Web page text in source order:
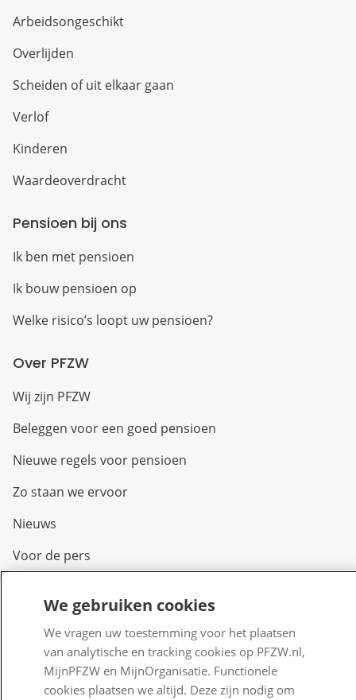
Arbeidsongeschikt
Overlijden
Scheiden of uit elkaar gaan
Verlof
Kinderen
Waardeoverdracht
Pensioen bij ons
Ik ben met pensioen
Ik bouw pensioen op
Welke risico’s loopt uw pensioen?
Over PFZW
Wij zijn PFZW
Beleggen voor een goed pensioen
Nieuwe regels voor pensioen
Zo staan we ervoor
Nieuws
Voor de pers
Werken bij PFZW
Responsible disclosure
Digitale toegankelijkheid
We gebruiken cookies
We vragen uw toestemming voor het plaatsen
van analytische en tracking cookies op PFZW.nl,
MijnPFZW en MijnOrganisatie. Functionele
cookies plaatsen we altijd. Deze zijn nodig om